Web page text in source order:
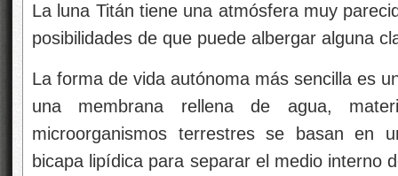
La luna Titán tiene una atmósfera muy
posibilidades de que puede albergar alguna
La forma de vida autónoma más sencilla es
una membrana rellena de agua,
microorganismos terrestres se basan en
bicapa lipídica para separar el medio interno